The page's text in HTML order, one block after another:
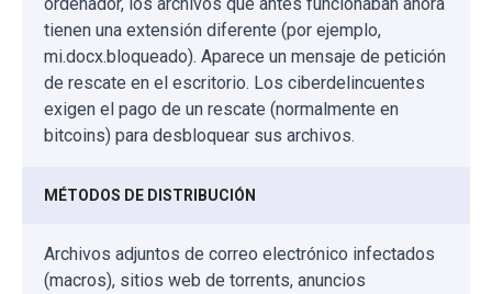
tienen una extensión diferente (por ejemplo,
mi.docx.bloqueado). Aparece un mensaje de petición
de rescate en el escritorio. Los ciberdelincuentes
exigen el pago de un rescate (normalmente en
bitcoins) para desbloquear sus archivos.
MÉTODOS DE DISTRIBUCIÓN
Archivos adjuntos de correo electrónico infectados
(macros), sitios web de torrents, anuncios